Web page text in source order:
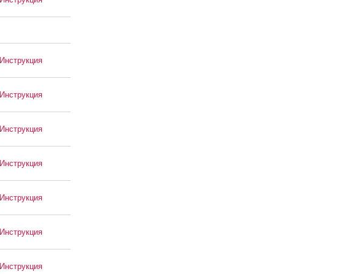
Инструкция
Инструкция
Инструкция
Инструкция
Инструкция
Инструкция
Инструкция